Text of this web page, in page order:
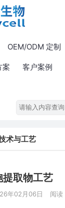
OEM/ODM 定制
案 客户案例
术与工艺
取物工艺
年02月06日 阅